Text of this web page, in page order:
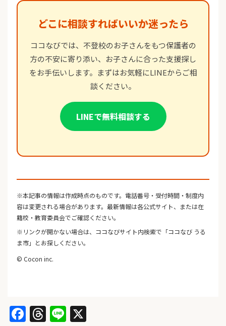
どこに相談すればいいか迷ったら
ココなびでは、不登校のお子さんをもつ保護者の
方の不安に寄り添い、お子さんに合った支援探し
をお手伝いします。まずはお気軽にLINEからご相
談ください。
LINEで無料相談する
※本記事の情報は作成時点のものです。電話番号・受付時間・制度内
容は変更される場合があります。最新情報は各公式サイト、または在
籍校・教育委員会でご確認ください。
※リンクが開かない場合は、ココなびサイト内検索で「ココなび うる
ま市」とお探しください。
© Cocon inc.
Facebook
Threads
Line